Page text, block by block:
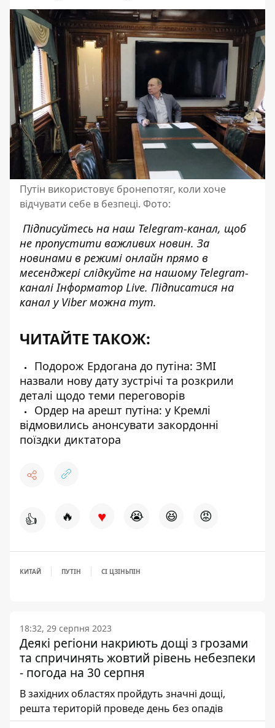
Путін використовує бронепотяг, коли хоче
відчувати себе в безпеці. Фото:
Підписуйтесь на наш Telegram-канал, щоб
не пропустити важливих новин. За
новинами в режимі онлайн прямо в
месенджері слідкуйте на нашому Telegram-
каналіІнформатор Live. Підписатися на
канал у Viber можна тут.
ЧИТАЙТЕ ТАКОЖ:
Подорож Ердогана до путіна: ЗМІ
назвали нову дату зустрічі та розкрили
деталі щодо теми переговорів
Ордер на арешт путіна: у Кремлі
відмовились анонсувати закордонні
поїздки диктатора
👍 🔥 ♥ 😭 😆 😡
КИТАЙ ПУТІН СІ ЦЗІНЬПІН
18:32, 29 серпня 2023
Деякі регіони накриють дощі з грозами
та спричинять жовтий рівень небезпеки
- погода на 30 серпня
В західних областях пройдуть значні дощі,
решта територій проведе день без опадів